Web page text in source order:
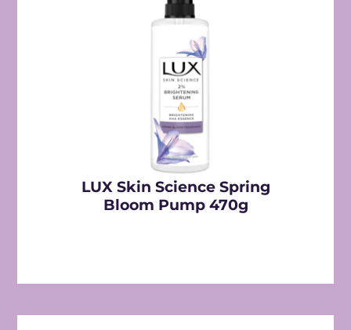
LUX Skin Science Spring
Bloom Pump 470g